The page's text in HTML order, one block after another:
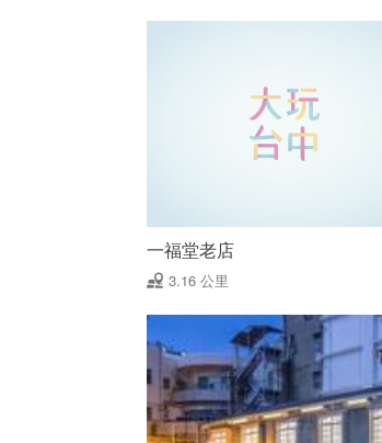
一福堂老店
3.16 公里